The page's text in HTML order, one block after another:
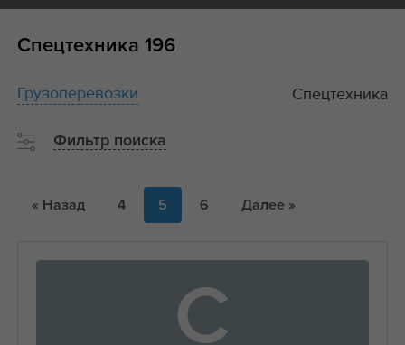
Спецтехника 196
« Назад 4 5 6 Далее »
С
Грузоперевозки Спецтехника
Фильтр поиска